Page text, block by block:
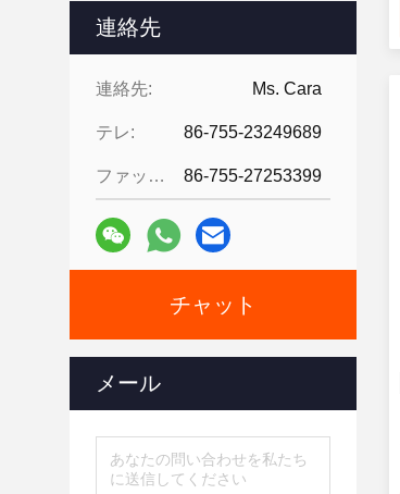
連絡先
連絡先: Ms. Cara
テレ: 86-755-23249689
ファックス: 86-755-27253399
チャット
メール